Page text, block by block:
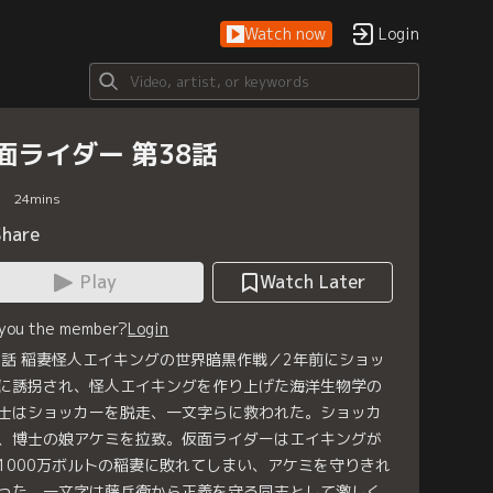
Watch now Login
ライダー 第38話
24mins
Play
Watch Later
the member?Login
稲妻怪人エイキングの世界暗黒作戦／2年前にショッ
誘拐され、怪人エイキングを作り上げた海洋生物学の
はショッカーを脱走、一文字らに救われた。ショッカ
博士の娘アケミを拉致。仮面ライダーはエイキングが
万ボルトの稲妻に敗れてしまい、アケミを守りきれ